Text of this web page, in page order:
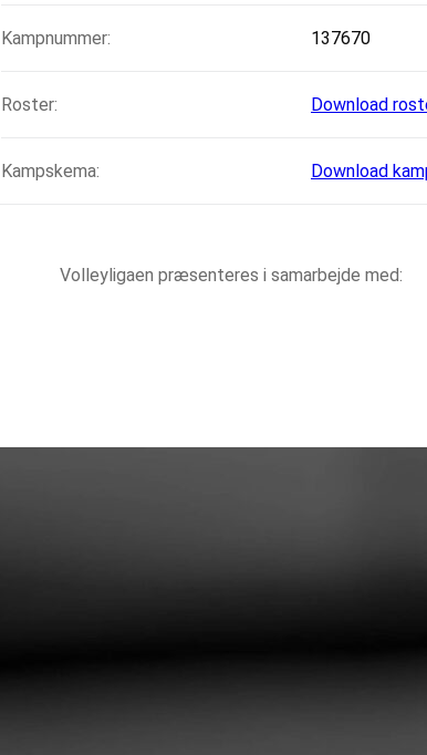
Kampnummer: 137670
Roster: Download
Kampskema: Download
Volleyligaen præsenteres i samarbejde med: